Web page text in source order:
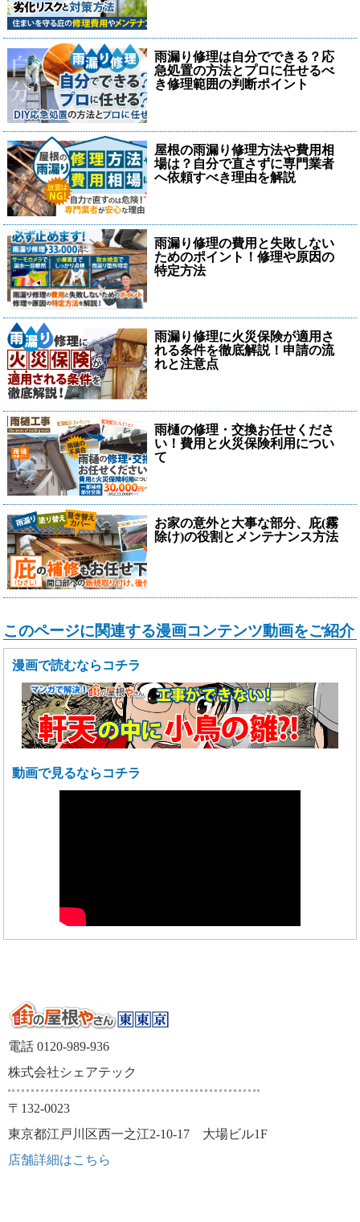
雨漏り修理は自分でできる？応
急処置の方法とプロに任せるべ
き修理範囲の判断ポイント
屋根の雨漏り修理方法や費用相
場は？自分で直さずに専門業者
へ依頼すべき理由を解説
雨漏り修理の費用と失敗しない
ためのポイント！修理や原因の
特定方法
雨漏り修理に火災保険が適用さ
れる条件を徹底解説！申請の流
れと注意点
雨樋の修理・交換お任せくださ
い！費用と火災保険利用につい
て
お家の意外と大事な部分、庇(霧
除け)の役割とメンテナンス方法
このページに関連する漫画コンテンツ動画をご紹介
漫画で読むならコチラ
動画で見るならコチラ
電話 0120-989-936
株式会社シェアテック
〒132-0023
東京都江戸川区西一之江2-10-17 大場ビル1F
店舗詳細はこちら